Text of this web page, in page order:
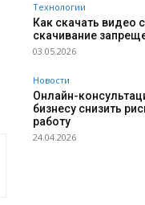
Технологии
Как скачать видео
скачивание
03.05.2026
Новости
Онлайн-
бизнесу снизить
работу
24.04.2026